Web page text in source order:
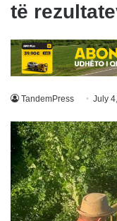
të
TandemPress July